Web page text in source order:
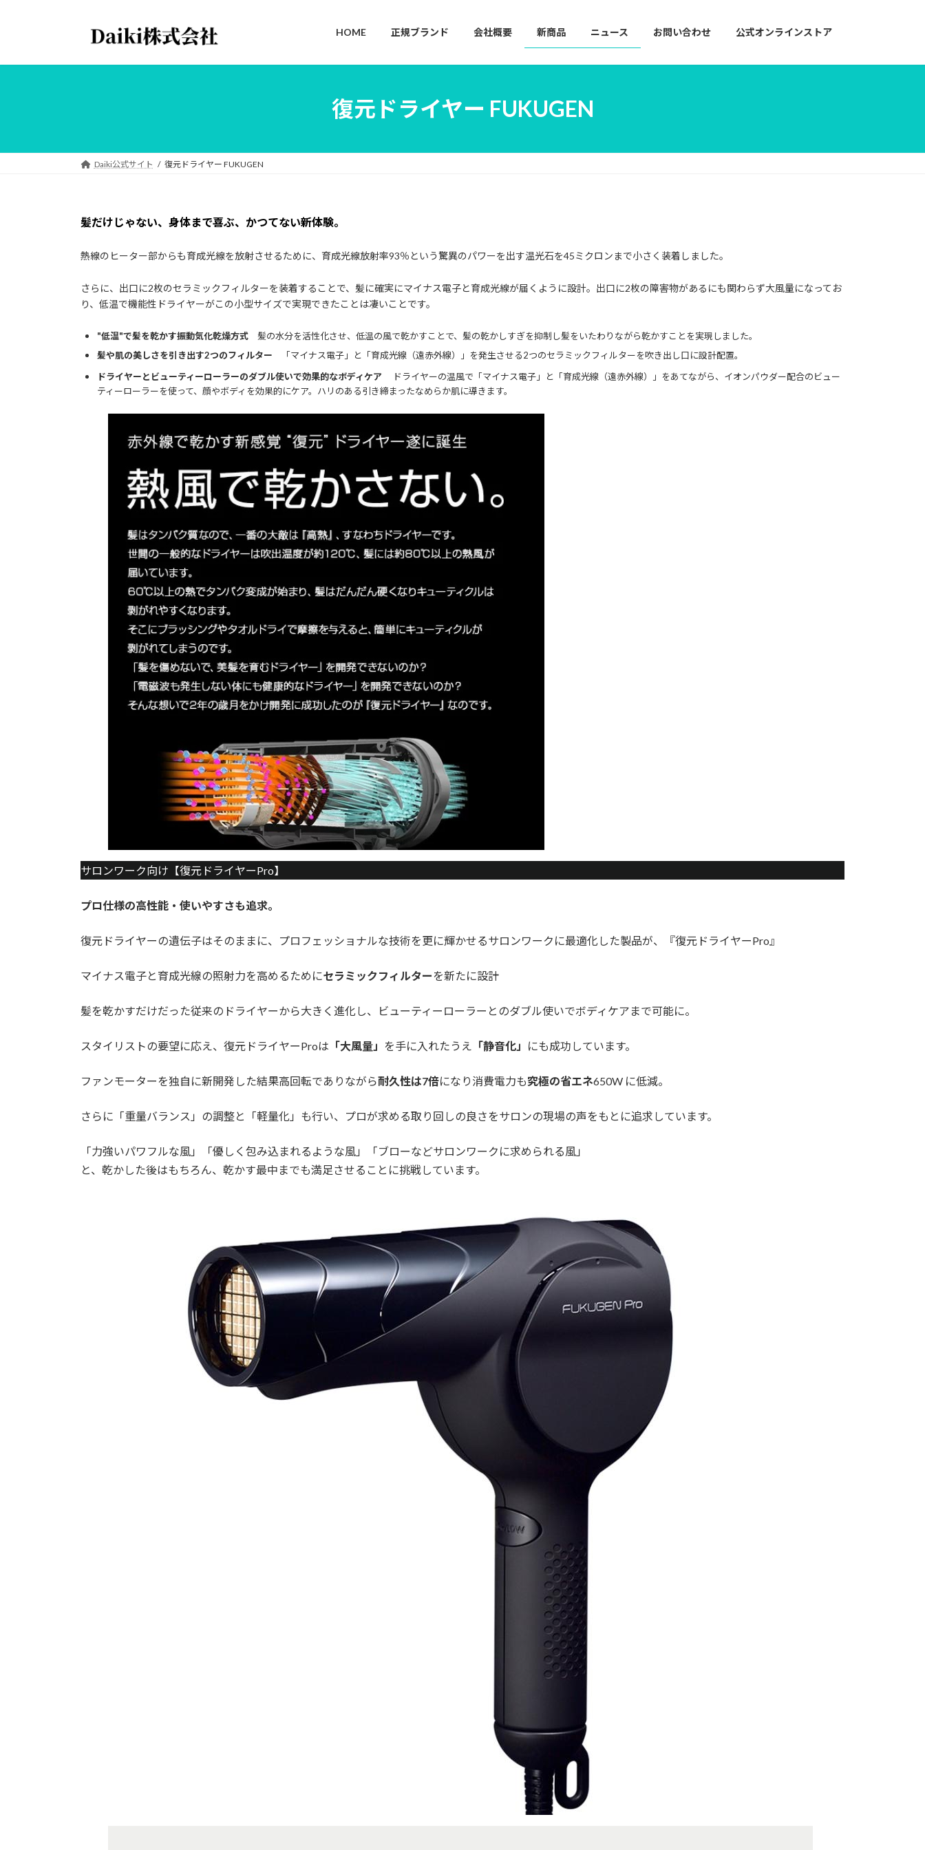
プ
動
HOME 正規ブランド 会社概要 新商品 ニュース お問い合わせ 公式オンラインストア
復元ドライヤー FUKUGEN
Daiki公式サイト 復元ドライヤー FUKUGEN
髪だけじゃない、身体まで喜ぶ、かつてない新体験。
熱線のヒーター部からも育成光線を放射させるために、育成光線放射率93％という驚異のパワーを出す温光石を45ミクロンまで小さく装着しました。
さらに、出口に2枚のセラミックフィルターを装着することで、髪に確実にマイナス電子と育成光線が届くように設計。出口に2枚の障害物があるにも関わらず大風量になってお
り、低温で機能性ドライヤーがこの小型サイズで実現できたことは凄いことです。
"低温"で髪を乾かす振動気化乾燥方式 髪の水分を活性化させ、低温の風で乾かすことで、髪の乾かしすぎを抑制し髪をいたわりながら乾かすことを実現しました。
髪や肌の美しさを引き出す2つのフィルター 「マイナス電子」と「育成光線（遠赤外線）」を発生させる2つのセラミックフィルターを吹き出し口に設計配置。
ドライヤーとビューティーローラーのダブル使いで効果的なボディケア
ドライヤーの温風で「マイナス電子」と「育成光線（遠赤外線）」をあてながら、イオンパウダー配合のビュー
ティーローラーを使って、顔やボディを効果的にケア。ハリのある引き締まったなめらか肌に導きます。
サロンワーク向け【復元ドライヤーPro】
プロ仕様の高性能・使いやすさも追求。
復元ドライヤーの遺伝子はそのままに、プロフェッショナルな技術を更に輝かせるサロンワークに最適化した製品が、『復元ドライヤーPro』
マイナス電子と育成光線の照射力を高めるためにセラミックフィルターを新たに設計
髪を乾かすだけだった従来のドライヤーから大きく進化し、ビューティーローラーとのダブル使いでボディケアまで可能に。
スタイリストの要望に応え、復元ドライヤーProは 「大風量」 を手に入れたうえ 「静音化」 にも成功しています。
ファンモーターを独自に新開発した結果高回転でありながら耐久性は7倍になり消費電力も究極の省エネ650W に低減。
さらに「重量バランス」の調整と「軽量化」も行い、プロが求める取り回しの良さをサロンの現場の声をもとに追求しています。
「力強いパワフルな風」「優しく包み込まれるような風」「ブローなどサロンワークに求められる風」
と、乾かした後はもちろん、乾かす最中までも満足させることに挑戦しています。